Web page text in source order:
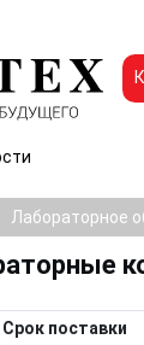
Лабораторное
Срок поставки